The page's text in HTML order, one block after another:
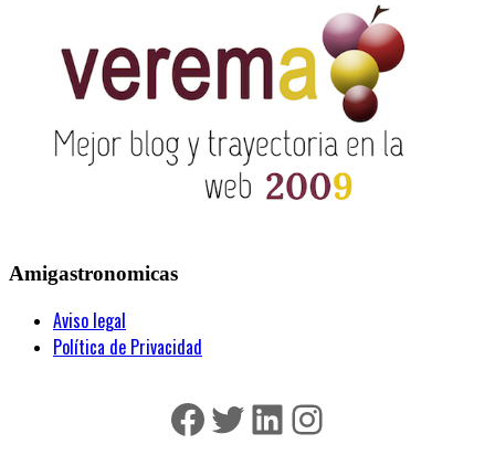
Amigastronomicas
Aviso legal
Política de Privacidad
Facebook
Twitter
LinkedIn
Instagram